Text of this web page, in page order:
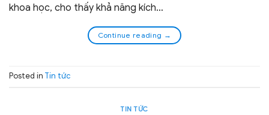
khoa học, cho thấy khả năng kích…
Continue reading →
Posted in Tin tức
TIN TỨC